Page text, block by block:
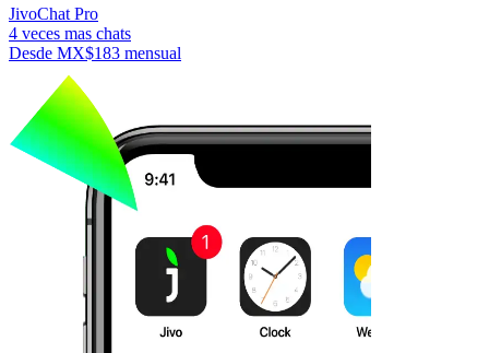
JivoChat Pro
4 veces mas chats
Desde MX$183 mensual